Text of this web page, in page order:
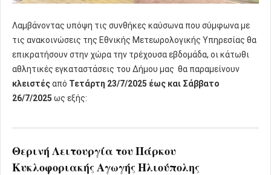
Λαμβάνοντας υπόψη τις συνθήκες καύσωνα που σύμφωνα με
τις ανακοινώσεις της Εθνικής Μετεωρολογικής Υπηρεσίας θα
επικρατήσουν στην χώρα την τρέχουσα εβδομάδα, οι κάτωθι
αθλητικές εγκαταστάσεις του Δήμου μας θα παραμείνουν
κλειστέςαπό Τετάρτη 23/7/2025 έως και Σάββατο
26/7/2025 ως εξής:
Θερινή Λειτουργία του Πάρκου
Κυκλοφοριακής Αγωγής Ηλιούπολης